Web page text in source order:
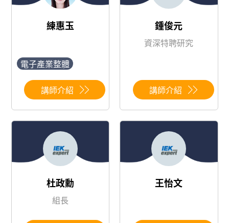
練惠玉
電子產業整體
講師介紹
鍾俊元
資深特聘研究
講師介紹
杜政勳
組長
王怡文